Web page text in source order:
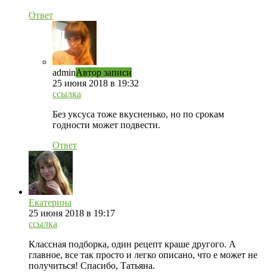
Ответ
adminАвтор записи
25 июня 2018 в 19:32
ссылка
Без уксуса тоже вкусненько, но по срокам
годности может подвести.
Ответ
Екатерина
25 июня 2018 в 19:17
ссылка
Классная подборка, один рецепт краше другого. А
главное, все так просто и легко описано, что е может не
получиться! Спасибо, Татьяна.